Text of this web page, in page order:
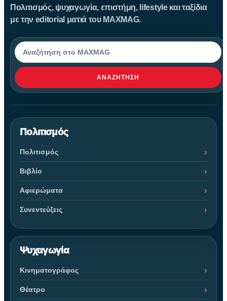
Πολιτισμός, ψυχαγωγία, επιστήμη, lifestyle και ταξίδια
με την editorial ματιά του MAXMAG.
Αναζήτηση
ΑΝΑΖΉΤΗΣΗ
Πολιτισμός
Πολιτισμός
Βιβλίο
Αφιερώματα
Συνεντεύξεις
Ψυχαγωγία
Κινηματογράφος
Θέατρο